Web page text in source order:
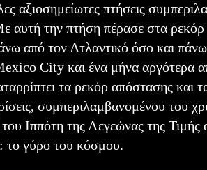
αξιοσημείωτες πτήσεις
αυτή την πτήση πέρασε στα
από τον Ατλαντικό όσο και
City και ένα μήνα αργότερα
τα ρεκόρ απόστασης και
συμπεριλαμβανομένου
Ιππότη της Λεγεώνας της
το γύρο του κόσμου.